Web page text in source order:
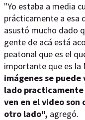
"Yo estaba a media
prácticamente a esa
asustó mucho dado
gente de acá está
peatonal que es el
importante que es la
imágenes se
lado practicamente
ven en el video son
otro lado", agregó.